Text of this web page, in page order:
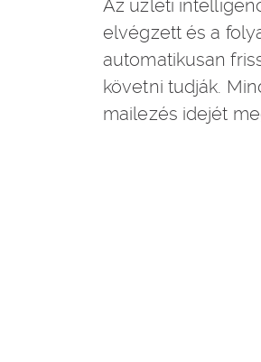
Az üzleti
elvégzett és a
automatikusan
követni tudják.
mailezés idejét